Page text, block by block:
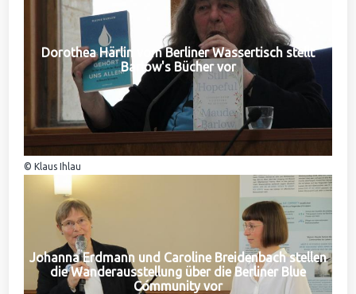
Dorothea Härlin vom Berliner Wassertisch stellt
Barlow's Bücher vor
© Klaus Ihlau
Johanna Erdmann und Caroline Breidenbach stellen
die Wanderausstellung über die Berliner Blue
Community vor